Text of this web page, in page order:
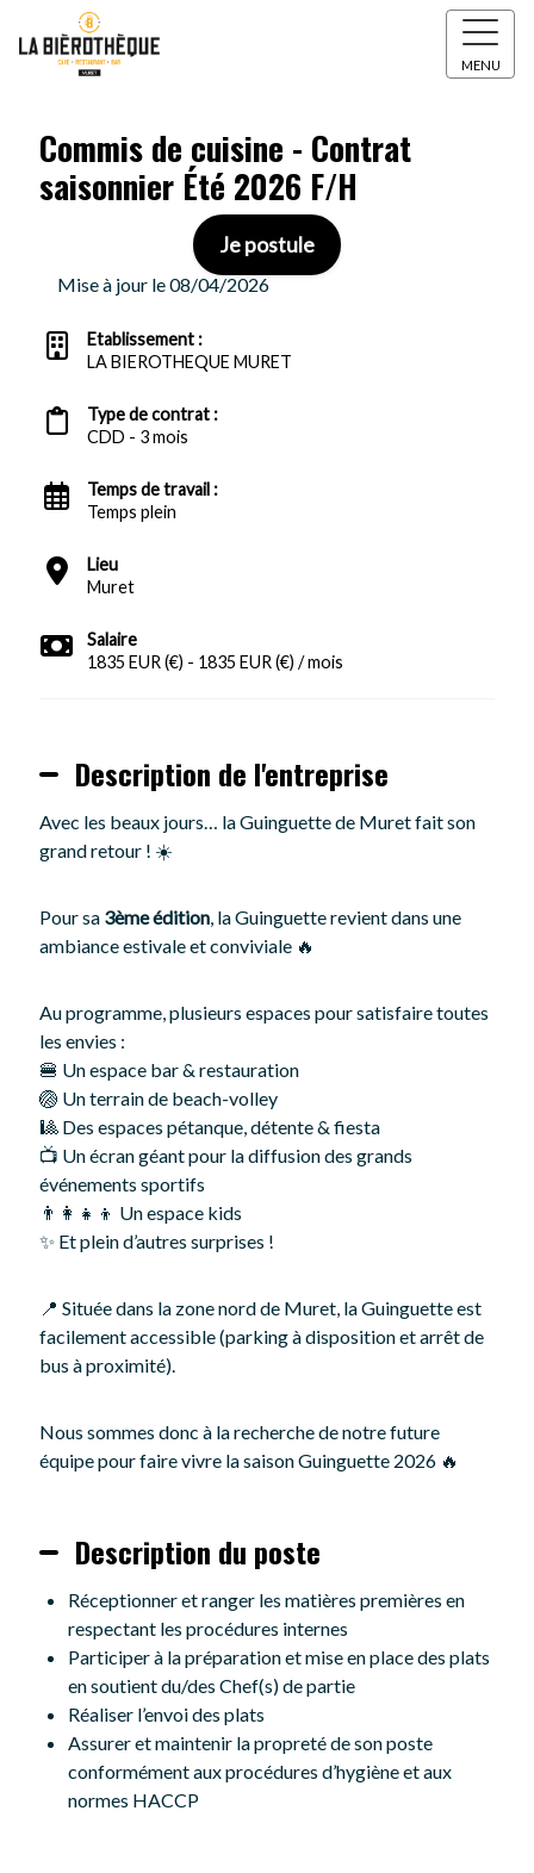
MENU
Commis de cuisine - Contrat
saisonnier Été 2026 F/H
Je postule
Mise à jour le 08/04/2026
Etablissement :
LA BIEROTHEQUE MURET
Type de contrat :
CDD - 3 mois
Temps de travail :
Temps plein
Lieu
Muret
Salaire
1835 EUR (€) - 1835 EUR (€) / mois
Description de l'entreprise
Avec les beaux jours… la Guinguette de Muret fait son
grand retour ! ☀️
Pour sa 3ème édition, la Guinguette revient dans une
ambiance estivale et conviviale 🔥
Au programme, plusieurs espaces pour satisfaire toutes
les envies :
🍔 Un espace bar & restauration
🏐 Un terrain de beach-volley
🎱 Des espaces pétanque, détente & fiesta
📺 Un écran géant pour la diffusion des grands
événements sportifs
👨‍👩‍👧‍👦 Un espace kids
✨ Et plein d’autres surprises !
📍 Située dans la zone nord de Muret, la Guinguette est
facilement accessible (parking à disposition et arrêt de
bus à proximité).
Nous sommes donc à la recherche de notre future
équipe pour faire vivre la saison Guinguette 2026 🔥
Description du poste
Réceptionner et ranger les matières premières en
respectant les procédures internes
Participer à la préparation et mise en place des plats
en soutient du/des Chef(s) de partie
Réaliser l’envoi des plats
Assurer et maintenir la propreté de son poste
conformément aux procédures d’hygiène et aux
normes HACCP